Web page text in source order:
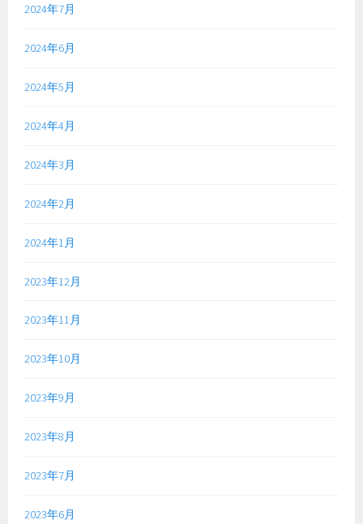
2024年7月
2024年6月
2024年5月
2024年4月
2024年3月
2024年2月
2024年1月
2023年12月
2023年11月
2023年10月
2023年9月
2023年8月
2023年7月
2023年6月